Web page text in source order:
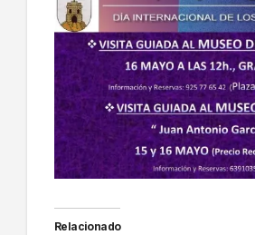
Relacionado